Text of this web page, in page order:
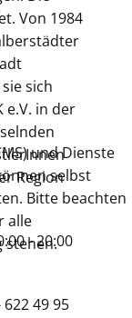
Von 1984
sich
e.V. in der
Region
- 20:00
49 95
und Dienste
selbst
Bitte beachten
alle
stehen.